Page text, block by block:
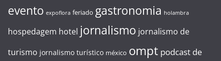
evento expoflora feriado gastronomia holambra
hospedagem hotel jornalismo jornalismo de
turismo jornalismo turístico méxico ompt podcast de